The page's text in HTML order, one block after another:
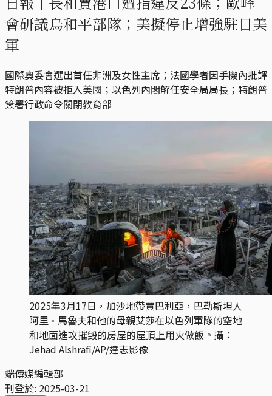
會研議烏和平部隊；美擬停止增強駐日美
軍
國際奧委會選出首任非洲及女性主席；法國學者因手機內批評
特朗普內容被拒入美國；以色列內閣解任安全局局長；特朗普
簽署行政命令關閉教育部
2025年3月17日，加沙地帶賈巴利亞，巴勒斯坦人
阿里·馬魯夫和他的母親艾莎在以色列軍隊的空地
和地面進攻摧毀的房屋的屋頂上用火做飯。攝：
Jehad Alshrafi/AP/達志影像
端傳媒編輯部
刊登於: 2025-03-21